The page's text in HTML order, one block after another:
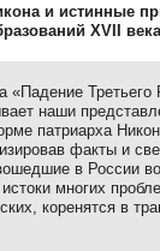
и истинные
XVII
«Падение
наши
патриарха
факты и
в России
многих
коренятся в